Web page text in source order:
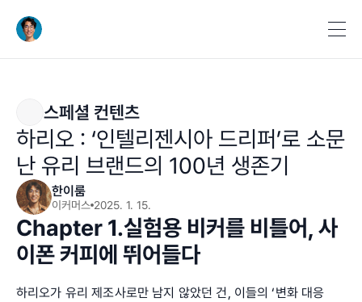
스페셜 컨텐츠
하리오 : ‘인텔리젠시아 드리퍼’로 소문
난 유리 브랜드의 100년 생존기
한이룸
이커머스 2025. 1. 15.
Chapter 1.실험용 비커를 비틀어, 사
이폰 커피에 뛰어들다
하리오가 유리 제조사로만 남지 않았던 건, 이들의 ‘변화 대응